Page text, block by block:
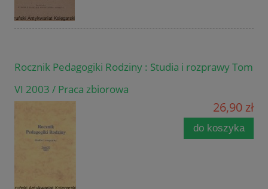
Rocznik Pedagogiki Rodziny : Studia i rozprawy Tom
VI 2003 / Praca zbiorowa
26,90 zł
do koszyka